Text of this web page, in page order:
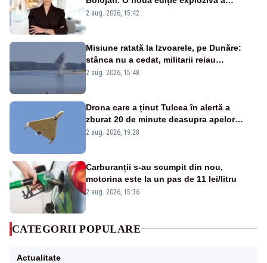
emisiunii „Miza Zilei” la Realitatea PLUS
2 aug. 2026, 15:42
Misiune ratată la Izvoarele, pe Dunăre:
stânca nu a cedat, militarii reiau
detonările luni – VIDEO
2 aug. 2026, 15:48
Drona care a ținut Tulcea în alertă a
zburat 20 de minute deasupra apelor
României. Au fost ridicate două F-16
2 aug. 2026, 19:28
Carburanții s-au scumpit din nou,
motorina este la un pas de 11 lei/litru
2 aug. 2026, 15:36
CATEGORII POPULARE
Actualitate